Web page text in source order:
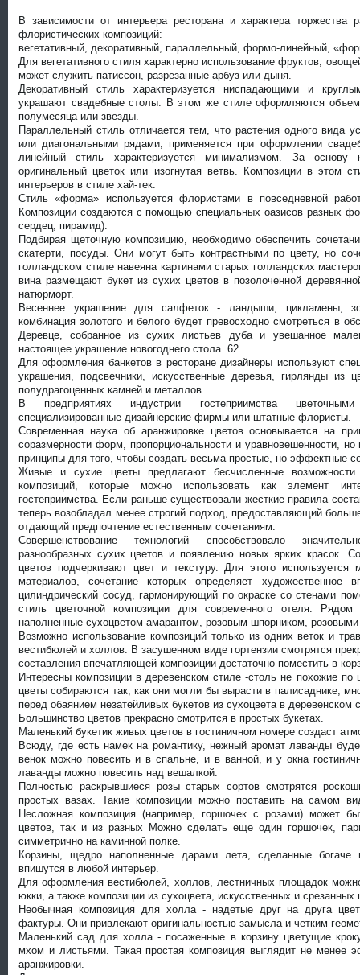
В зависимости от интерьера ресторана и характера торжества
флористических композиций:
вегетативный, декоративный, параллельный, формо-линейный,
Для вегетативного стиля характерно использование фруктов,
может служить патиссон, разрезанные арбуз или дыня.
Декоративный стиль характеризуется ниспадающими и
украшают свадебные столы. В этом же стиле оформляются
полумесяца или звезды.
Параллельный стиль отличается тем, что растения одного вида
или диагональными рядами, применяется при оформлении
линейный стиль характеризуется минимализмом. За основу
оригинальный цветок или изогнутая ветвь. Композиции в этом
интерьеров в стиле хай-тек.
Стиль «форма» используется флористами в повседневной
Композиции создаются с помощью специальных оазисов разных
сердец, пирамид).
Подбирая щеточную композицию, необходимо обеспечить
скатерти, посуды. Они могут быть контрастными по цвету, но
голландском стиле навеяна картинами старых голландских
вина размещают букет из сухих цветов в позолоченной
натюрморт.
Весеннее украшение для салфеток - ландыши, цикламены,
комбинация золотого и белого будет превосходно смотреться в
Деревце, собранное из сухих листьев дуба и увешанное
настоящее украшение новогоднего стола. 62
Для оформления банкетов в ресторане дизайнеры используют
украшения, подсвечники, искусственные деревья, гирлянды из
полудрагоценных камней и металлов.
В предприятиях индустрии гостеприимства
специализированные дизайнерские фирмы или штатные флористы.
Современная наука об аранжировке цветов основывается на
соразмерности форм, пропорциональности и уравновешенности,
принципы для того, чтобы создать весьма простые, но эффектные
Живые и сухие цветы предлагают бесчисленные
композиций, которые можно использовать как элемент
гостеприимства. Если раньше существовали жесткие правила
теперь возобладал менее строгий подход, предоставляющий
отдающий предпочтение естественным сочетаниям.
Совершенствование технологий способствовало
разнообразных сухих цветов и появлению новых ярких красок.
цветов подчеркивают цвет и текстуру. Для этого используется
материалов, сочетание которых определяет художественное
цилиндрический сосуд, гармонирующий по окраске со стенами
стиль цветочной композиции для современного отеля.
наполненные сухоцветом-амарантом, розовым шпорником,
Возможно использование композиций только из одних веток и
вестибюлей и холлов. В засушенном виде гортензии смотрятся
составления впечатляющей композиции достаточно поместить в
Интересны композиции в деревенском стиле -столь не похожие
цветы собираются так, как они могли бы вырасти в палисаднике,
перед обаянием незатейливых букетов из сухоцвета в деревенском
Большинство цветов прекрасно смотрится в простых букетах.
Маленький букетик живых цветов в гостиничном номере создаст
Всюду, где есть намек на романтику, нежный аромат лаванды
венок можно повесить и в спальне, и в ванной, и у окна
лаванды можно повесить над вешалкой.
Полностью раскрывшиеся розы старых сортов смотрятся
простых вазах. Такие композиции можно поставить на самом
Несложная композиция (например, горшочек с розами) может
цветов, так и из разных Можно сделать еще один горшочек,
симметрично на каминной полке.
Корзины, щедро наполненные дарами лета, сделанные богаче
впишутся в любой интерьер.
Для оформления вестибюлей, холлов, лестничных площадок
юкки, а также композиции из сухоцвета, искусственных и срезанных
Необычная композиция для холла - надетые друг на друга
фактуры. Они привлекают оригинальностью замысла и четким
Маленький сад для холла - посаженные в корзину цветущие
мхом и листьями. Такая простая композиция выглядит не менее
аранжировки.